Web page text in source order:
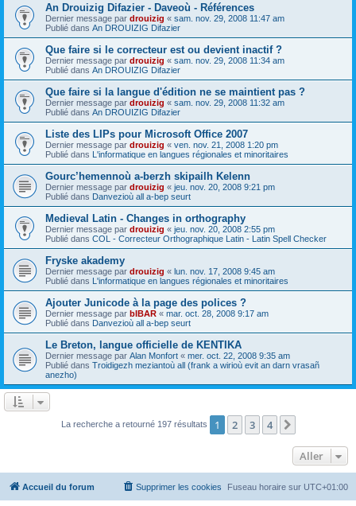
An Drouizig Difazier - Daveoù - Références
Dernier message par drouizig « sam. nov. 29, 2008 11:47 am
Publié dans An DROUIZIG Difazier
Que faire si le correcteur est ou devient inactif ?
Dernier message par drouizig « sam. nov. 29, 2008 11:34 am
Publié dans An DROUIZIG Difazier
Que faire si la langue d'édition ne se maintient pas ?
Dernier message par drouizig « sam. nov. 29, 2008 11:32 am
Publié dans An DROUIZIG Difazier
Liste des LIPs pour Microsoft Office 2007
Dernier message par drouizig « ven. nov. 21, 2008 1:20 pm
Publié dans L'informatique en langues régionales et minoritaires
Gourc’hemennoù a-berzh skipailh Kelenn
Dernier message par drouizig « jeu. nov. 20, 2008 9:21 pm
Publié dans Danvezioù all a-bep seurt
Medieval Latin - Changes in orthography
Dernier message par drouizig « jeu. nov. 20, 2008 2:55 pm
Publié dans COL - Correcteur Orthographique Latin - Latin Spell Checker
Fryske akademy
Dernier message par drouizig « lun. nov. 17, 2008 9:45 am
Publié dans L'informatique en langues régionales et minoritaires
Ajouter Junicode à la page des polices ?
Dernier message par bIBAR « mar. oct. 28, 2008 9:17 am
Publié dans Danvezioù all a-bep seurt
Le Breton, langue officielle de KENTIKA
Dernier message par Alan Monfort « mer. oct. 22, 2008 9:35 am
Publié dans Troidigezh meziantoù all (frank a wirioù evit an darn vrasañ
anezho)
La recherche a retourné 197 résultats 1 2 3 4
Aller
Accueil du forum Fuseau horaire sur UTC+01:00
Supprimer les cookies